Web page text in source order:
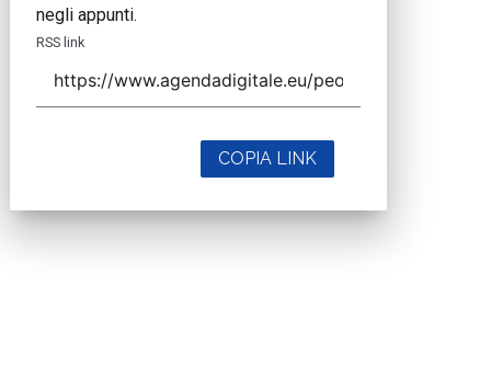
negli appunti.
RSS link
COPIA LINK